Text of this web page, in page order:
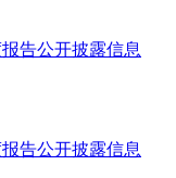
告公开披露信息
告公开披露信息